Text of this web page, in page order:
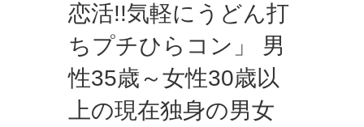
恋活!!気軽にうどん打
ちプチひらコン」 男
性35歳～女性30歳以
上の現在独身の男女